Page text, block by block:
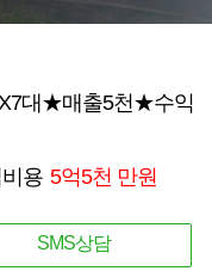
대★매출5천★수익
용 5억5천 만원
SMS상담